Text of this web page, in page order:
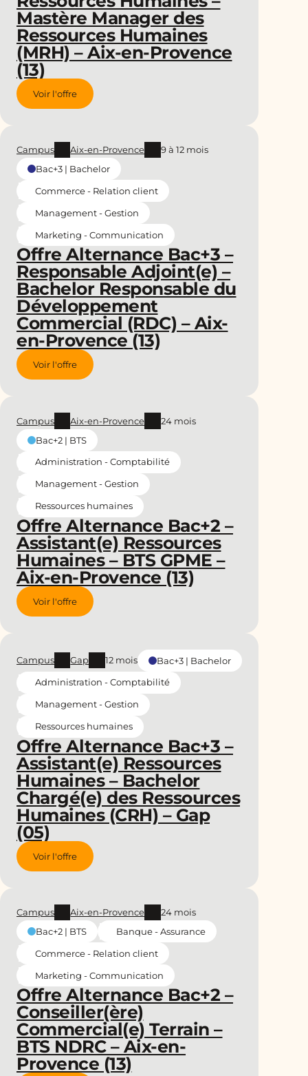
Mastère Manager des
Ressources Humaines
(MRH) – Aix-en-Provence
(13)
Voir l'offre
Offre Alternance Bac+3 –
Responsable Adjoint(e) –
Bachelor Responsable du
Développement
Commercial (RDC) – Aix-
en-Provence (13)
Campus Aix-en-Provence
9 à 12 mois
Bac+3 | Bachelor
Commerce - Relation client
Management - Gestion
Marketing - Communication
Voir l'offre
Offre Alternance Bac+2 –
Assistant(e) Ressources
Humaines – BTS GPME –
Aix-en-Provence (13)
Campus Aix-en-Provence
24 mois
Bac+2 | BTS
Administration - Comptabilité
Management - Gestion
Ressources humaines
Voir l'offre
Offre Alternance Bac+3 –
Assistant(e) Ressources
Humaines – Bachelor
Chargé(e) des Ressources
Humaines (CRH) – Gap
(05)
Campus Gap 12 mois
Bac+3 | Bachelor
Administration - Comptabilité
Management - Gestion
Ressources humaines
Voir l'offre
Offre Alternance Bac+2 –
Conseiller(ère)
Commercial(e) Terrain –
BTS NDRC – Aix-en-
Provence (13)
Campus Aix-en-Provence
24 mois
Bac+2 | BTS
Banque - Assurance
Commerce - Relation client
Marketing - Communication